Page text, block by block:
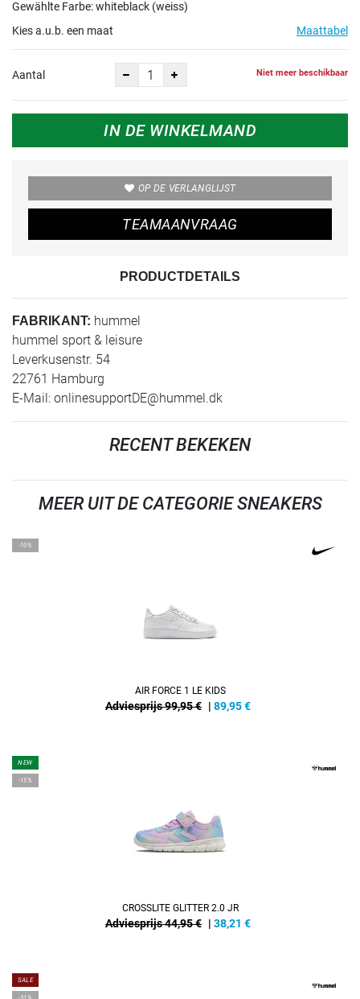
Gewählte Farbe: whiteblack (weiss)
Kies a.u.b. een maat
Maattabel
Aantal Niet meer beschikbaar
IN DE WINKELMAND
OP DE VERLANGLIJST
TEAMAANVRAAG
PRODUCTDETAILS
FABRIKANT: hummel
hummel sport & leisure
Leverkusenstr. 54
22761 Hamburg
E-Mail: onlinesupportDE@hummel.dk
RECENT BEKEKEN
MEER UIT DE CATEGORIE SNEAKERS
-10%
AIR FORCE 1 LE KIDS
Adviesprijs 99,95 € | 89,95€
NEW
-15%
CROSSLITE GLITTER 2.0 JR
Adviesprijs 44,95 € | 38,21 €
SALE
-31%